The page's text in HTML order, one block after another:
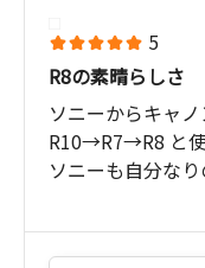
フルサイズとい
機のものより小さ
に感じます。
これから暖かくな
躍しそうです。
満充電のバッテ
枚撮ることができ
はone shot、シャ
タッチ操作無効、
wifi、Bluetooth
ので、もう少し
R8の素晴らしさ
ソニーからキャ
R10→R7→R8 と
ソニーも自分な
くるのかな?
というプロなら
5